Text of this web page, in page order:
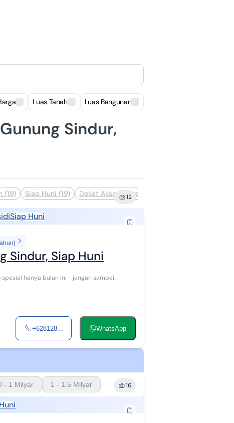
Luas Tanah Luas Bangunan
Sindur,
(19) Siap Huni (19) Dekat Akses Transportasi (17)
12
Siap Huni
Sindur, Siap Huni
+628128... WhatsApp
- 1 Milyar 1 - 1.5 Milyar 16